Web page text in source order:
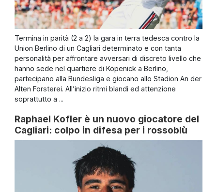
Termina in parità (2 a 2) la gara in terra tedesca contro la
Union Berlino di un Cagliari determinato e con tanta
personalità per affrontare avversari di discreto livello che
hanno sede nel quartiere di Köpenick a Berlino,
partecipano alla Bundesliga e giocano allo Stadion An der
Alten Forsterei. All’inizio ritmi blandi ed attenzione
soprattutto a ...
Raphael Kofler è un nuovo giocatore del
Cagliari: colpo in difesa per i rossoblù